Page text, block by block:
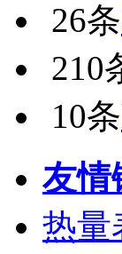
26条
210
10条
友情
热量